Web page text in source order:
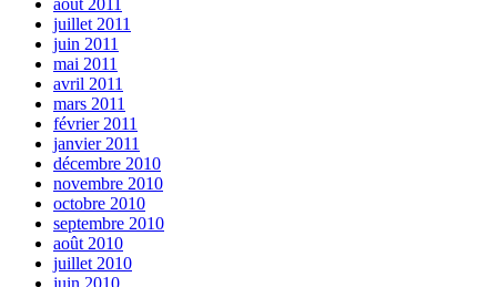
août 2011
juillet 2011
juin 2011
mai 2011
avril 2011
mars 2011
février 2011
janvier 2011
décembre 2010
novembre 2010
octobre 2010
septembre 2010
août 2010
juillet 2010
juin 2010